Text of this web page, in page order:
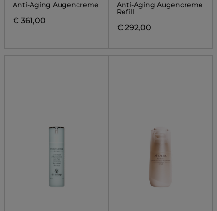
Anti-Aging Augencreme
€ 361,00
Anti-Aging Augencreme
Refill
€ 292,00